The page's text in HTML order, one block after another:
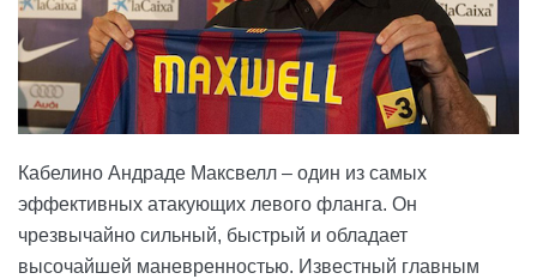
Кабелино Андраде Максвелл – один из самых
эффективных атакующих левого фланга. Он
чрезвычайно сильный, быстрый и обладает
высочайшей маневренностью. Известный главным